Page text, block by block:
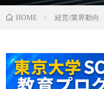
HOME 経営/業界動向